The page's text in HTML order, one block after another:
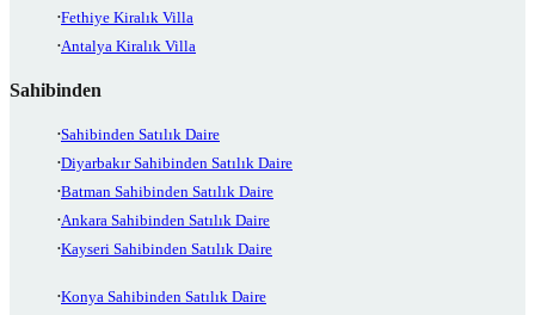
Fethiye Kiralık Villa
Antalya Kiralık Villa
Sahibinden
Sahibinden Satılık Daire
Diyarbakır Sahibinden Satılık Daire
Batman Sahibinden Satılık Daire
Ankara Sahibinden Satılık Daire
Kayseri Sahibinden Satılık Daire
Konya Sahibinden Satılık Daire